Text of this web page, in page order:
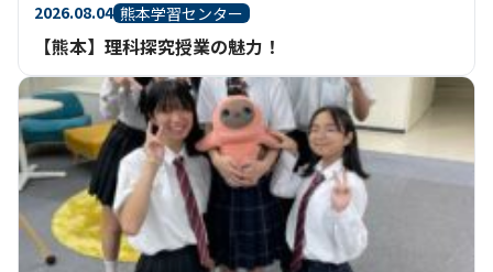
2026.08.04 熊本学習センター
【熊本】理科探究授業の魅力！